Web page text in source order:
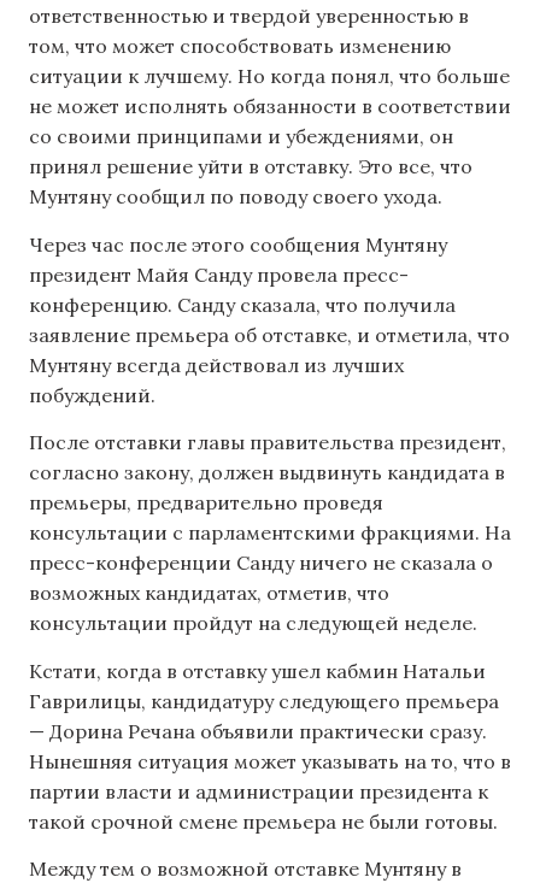
ответственностью и твердой уверенностью в
том, что может способствовать изменению
ситуации к лучшему. Но когда понял, что больше
не может исполнять обязанности в соответствии
со своими принципами и убеждениями, он
принял решение уйти в отставку. Это все, что
Мунтяну сообщил по поводу своего ухода.
Через час после этого сообщения Мунтяну
президент Майя Санду провела пресс-
конференцию. Санду сказала, что получила
заявление премьера об отставке, и отметила, что
Мунтяну всегда действовал из лучших
побуждений.
После отставки главы правительства президент,
согласно закону, должен выдвинуть кандидата в
премьеры, предварительно проведя
консультации с парламентскими фракциями. На
пресс-конференции Санду ничего не сказала о
возможных кандидатах, отметив, что
консультации пройдут на следующей неделе.
Кстати, когда в отставку ушел кабмин Натальи
Гаврилицы, кандидатуру следующего премьера
— Дорина Речана объявили практически сразу.
Нынешняя ситуация может указывать на то, что в
партии власти и администрации президента к
такой срочной смене премьера не были готовы.
Между тем о возможной отставке Мунтяну в